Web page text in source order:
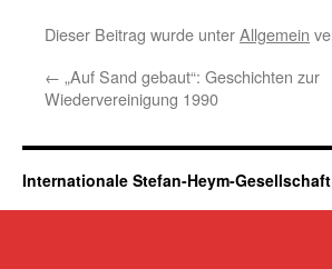
Dieser Beitrag wurde unterAllgemein
← „Auf Sand gebaut“: Geschichten zur
Wiedervereinigung 1990
Internationale Stefan-Heym-Gesellschaft